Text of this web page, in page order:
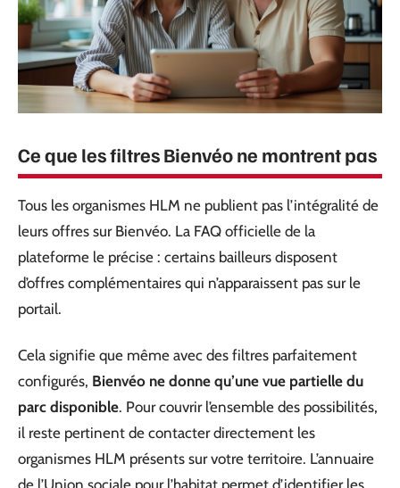
Ce que les filtres Bienvéo ne montrent pas
Tous les organismes HLM ne publient pas l’intégralité de
leurs offres sur Bienvéo. La FAQ officielle de la
plateforme le précise : certains bailleurs disposent
d’offres complémentaires qui n’apparaissent pas sur le
portail.
Cela signifie que même avec des filtres parfaitement
configurés, Bienvéo ne donne qu’une vue partielle du
parc disponible. Pour couvrir l’ensemble des possibilités,
il reste pertinent de contacter directement les
organismes HLM présents sur votre territoire. L’annuaire
de l’Union sociale pour l’habitat permet d’identifier les